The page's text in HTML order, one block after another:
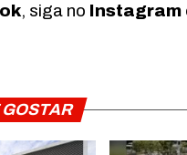
, siga no Instagram
GOSTAR